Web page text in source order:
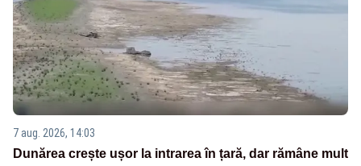
7 aug. 2026, 14:03
Dunărea crește ușor la intrarea în țară, dar rămâne mult